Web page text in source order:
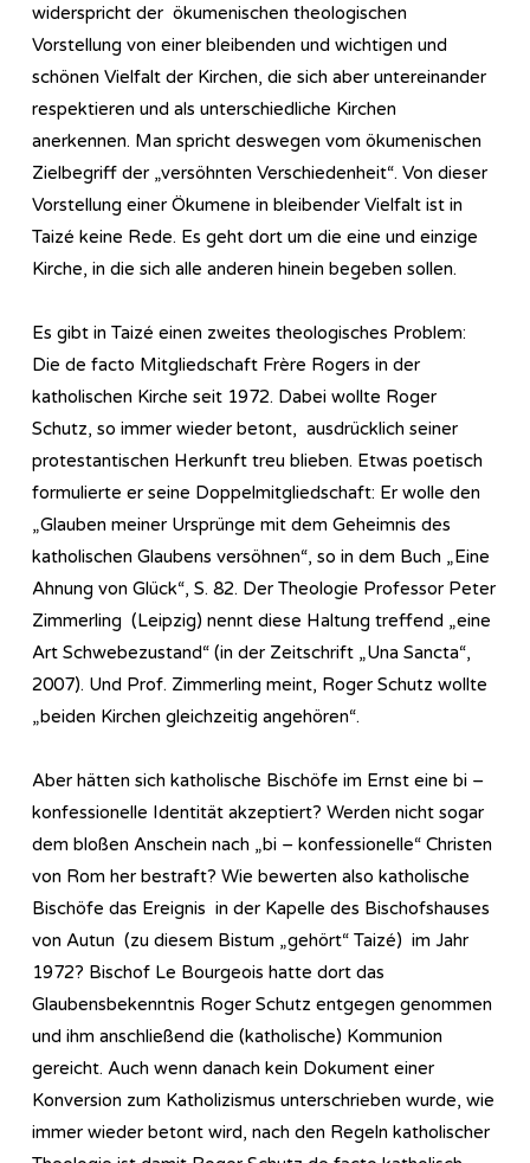
widerspricht der ökumenischen theologischen
Vorstellung von einer bleibenden und wichtigen und
schönen Vielfalt der Kirchen, die sich aber untereinander
respektieren und als unterschiedliche Kirchen
anerkennen. Man spricht deswegen vom ökumenischen
Zielbegriff der „versöhnten Verschiedenheit“. Von dieser
Vorstellung einer Ökumene in bleibender Vielfalt ist in
Taizé keine Rede. Es geht dort um die eine und einzige
Kirche, in die sich alle anderen hinein begeben sollen.
Es gibt in Taizé einen zweites theologisches Problem:
Die de facto Mitgliedschaft Frère Rogers in der
katholischen Kirche seit 1972. Dabei wollte Roger
Schutz, so immer wieder betont, ausdrücklich seiner
protestantischen Herkunft treu blieben. Etwas poetisch
formulierte er seine Doppelmitgliedschaft: Er wolle den
„Glauben meiner Ursprünge mit dem Geheimnis des
katholischen Glaubens versöhnen“, so in dem Buch „Eine
Ahnung von Glück“, S. 82. Der Theologie Professor Peter
Zimmerling (Leipzig) nennt diese Haltung treffend „eine
Art Schwebezustand“ (in der Zeitschrift „Una Sancta“,
2007). Und Prof. Zimmerling meint, Roger Schutz wollte
„beiden Kirchen gleichzeitig angehören“.
Aber hätten sich katholische Bischöfe im Ernst eine bi –
konfessionelle Identität akzeptiert? Werden nicht sogar
dem bloßen Anschein nach „bi – konfessionelle“ Christen
von Rom her bestraft? Wie bewerten also katholische
Bischöfe das Ereignis in der Kapelle des Bischofshauses
von Autun (zu diesem Bistum „gehört“ Taizé) im Jahr
1972? Bischof Le Bourgeois hatte dort das
Glaubensbekenntnis Roger Schutz entgegen genommen
und ihm anschließend die (katholische) Kommunion
gereicht. Auch wenn danach kein Dokument einer
Konversion zum Katholizismus unterschrieben wurde, wie
immer wieder betont wird, nach den Regeln katholischer